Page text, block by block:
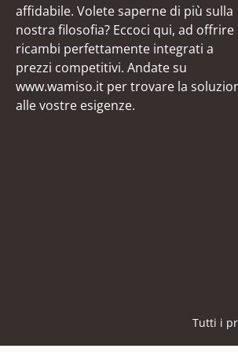
affidabile. Volete saperne di più sulla
nostra filosofia? Eccoci qui, ad offrire
ricambi perfettamente integrati a
prezzi competitivi. Andate su
www.wamiso.it per trovare la
alle vostre esigenze.
Tutti i